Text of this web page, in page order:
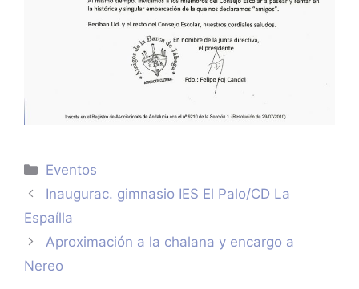
Categorías
Eventos
Inaugurac. gimnasio IES El Palo/CD La
Espaílla
Aproximación a la chalana y encargo a
Nereo